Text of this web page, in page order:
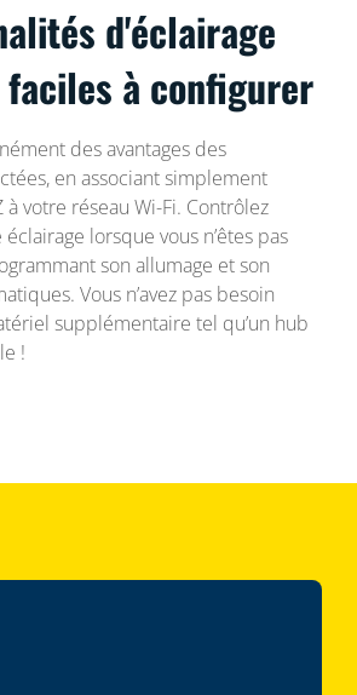
d'éclairage
à configurer
des avantages des
en associant simplement
votre réseau Wi-Fi. Contrôlez
lorsque vous n’êtes pas
son allumage et son
Vous n’avez pas besoin
supplémentaire tel qu’un hub
!